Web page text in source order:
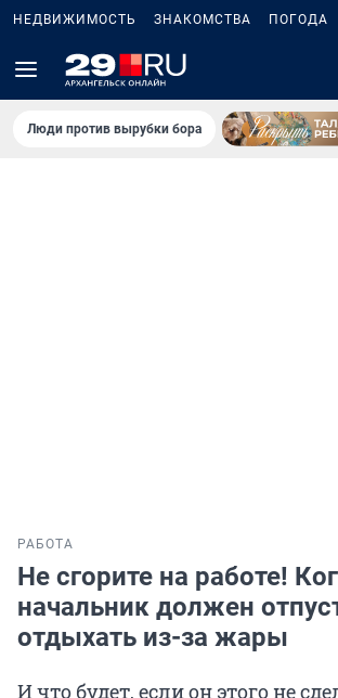
НЕДВИЖИМОСТЬ ЗНАКОМСТВА ПОГОДА
Люди против вырубки бора
РАБОТА
Не сгорите на работе!
начальник должен
отдыхать из-за жары
И что будет, если он этого не